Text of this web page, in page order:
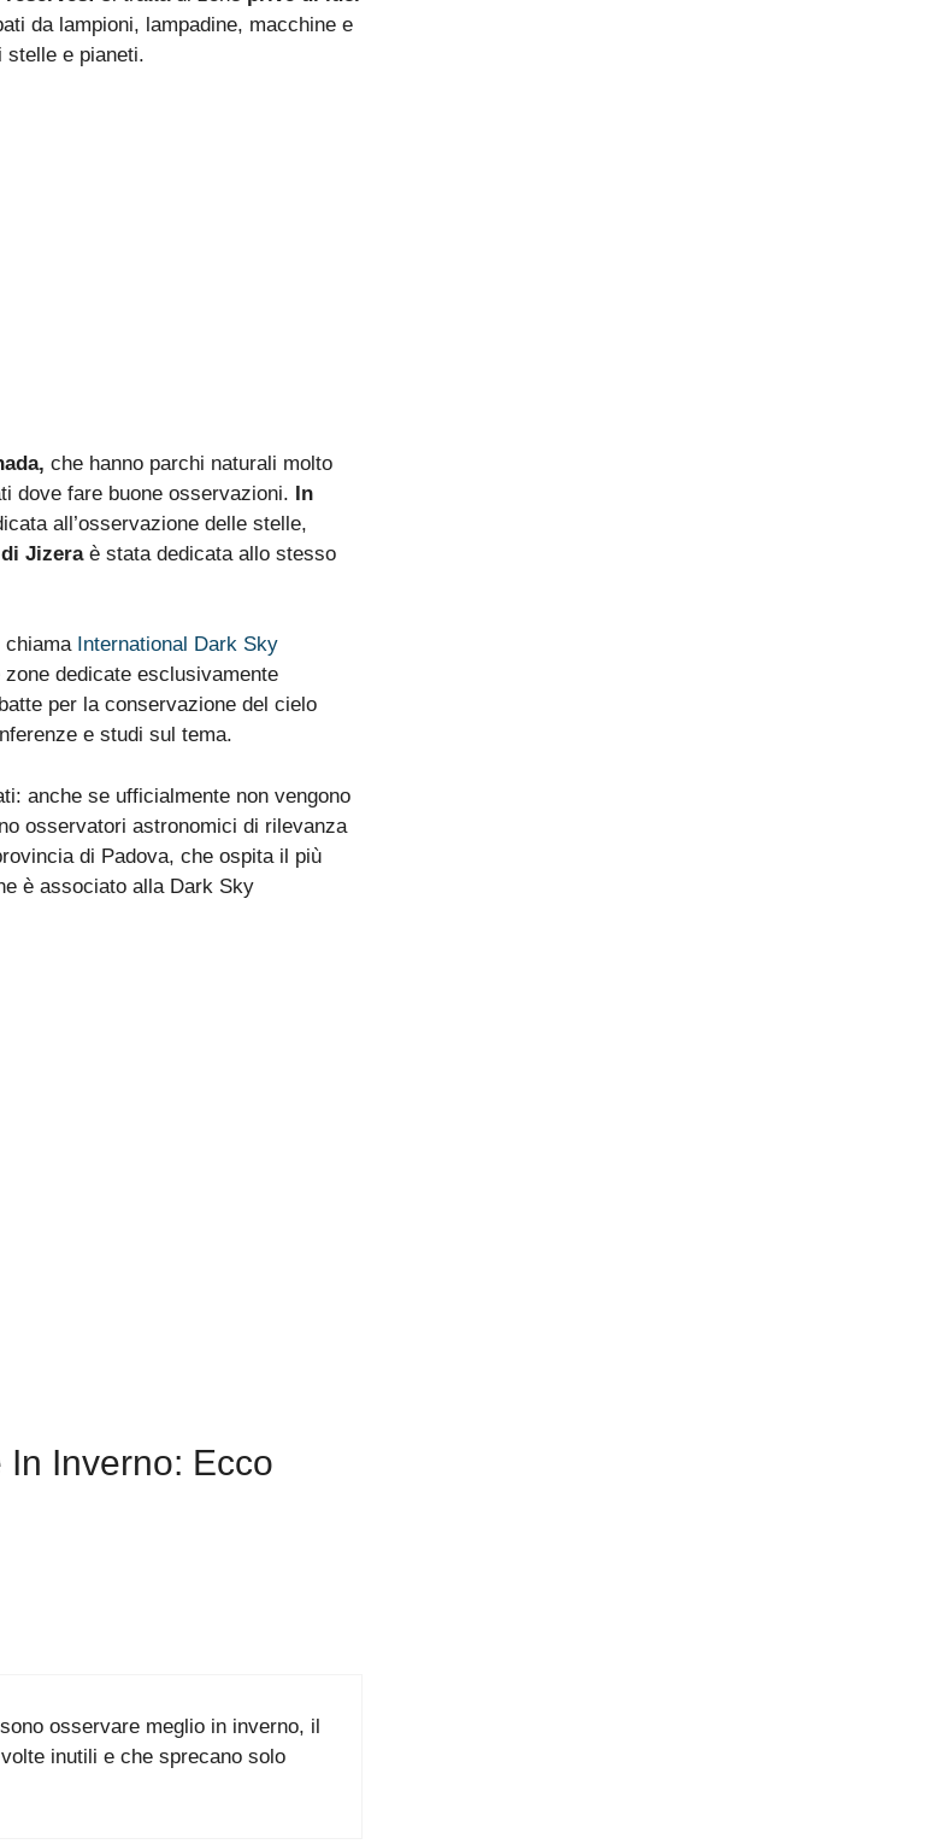
da lampioni, lampadine, macchine e
stelle e pianeti.
che hanno parchi naturali molto
dove fare buone osservazioni. In
all’osservazione delle stelle,
Jizeraè stata dedicata allo stesso
chiama International Dark Sky
dedicate esclusivamente
per la conservazione del cielo
e studi sul tema.
anche se ufficialmente non vengono
osservatori astronomici di rilevanza
di Padova, che ospita il più
è associato alla Dark Sky
In Inverno: Ecco
osservare meglio in inverno, il
inutili e che sprecano solo